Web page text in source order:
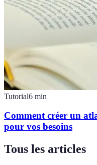
Tutorial6 min
Comment créer un
pour vos besoins
Tous les articles